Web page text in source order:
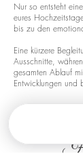
Nur so entsteht
eures
bis zu den
Eine kürzere
Ausschnitte,
gesamten Ablauf
Entwicklungen und